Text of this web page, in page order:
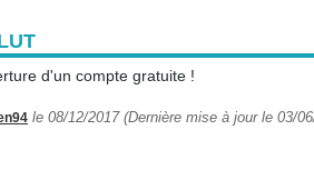
d'un compte gratuite !
le 08/12/2017 (Dernière mise à jour le 03/